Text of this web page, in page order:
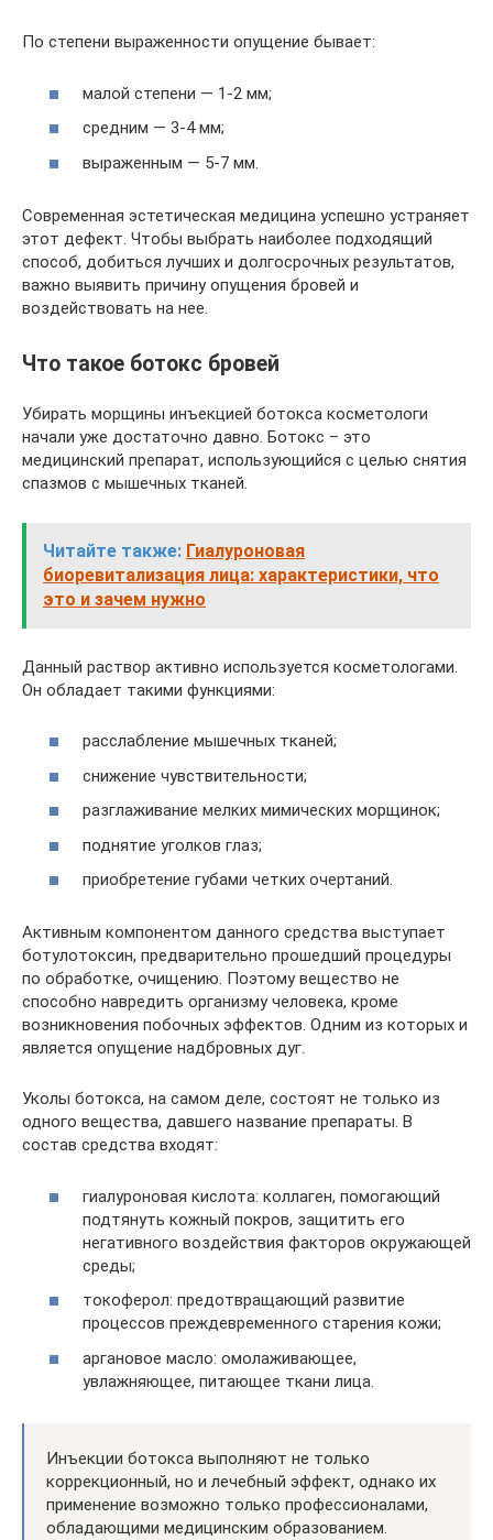
По степени выраженности опущение бывает:
малой степени — 1-2 мм;
средним — 3-4 мм;
выраженным — 5-7 мм.
Современная эстетическая медицина успешно устраняет
этот дефект. Чтобы выбрать наиболее подходящий
способ, добиться лучших и долгосрочных результатов,
важно выявить причину опущения бровей и
воздействовать на нее.
Что такое ботокс бровей
Убирать морщины инъекцией ботокса косметологи
начали уже достаточно давно. Ботокс – это
медицинский препарат, использующийся с целью снятия
спазмов с мышечных тканей.
Читайте также: Гиалуроновая
биоревитализация лица: характеристики, что
это и зачем нужно
Данный раствор активно используется косметологами.
Он обладает такими функциями:
расслабление мышечных тканей;
снижение чувствительности;
разглаживание мелких мимических морщинок;
поднятие уголков глаз;
приобретение губами четких очертаний.
Активным компонентом данного средства выступает
ботулотоксин, предварительно прошедший процедуры
по обработке, очищению. Поэтому вещество не
способно навредить организму человека, кроме
возникновения побочных эффектов. Одним из которых и
является опущение надбровных дуг.
Уколы ботокса, на самом деле, состоят не только из
одного вещества, давшего название препараты. В
состав средства входят:
гиалуроновая кислота: коллаген, помогающий
подтянуть кожный покров, защитить его
негативного воздействия факторов окружающей
среды;
токоферол: предотвращающий развитие
процессов преждевременного старения кожи;
аргановое масло: омолаживающее,
увлажняющее, питающее ткани лица.
Инъекции ботокса выполняют не только
коррекционный, но и лечебный эффект, однако их
применение возможно только профессионалами,
обладающими медицинским образованием.